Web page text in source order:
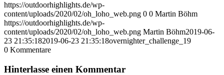
https://outdoorhighlights.de/wp-
content/uploads/2020/02/oh_loho_web.png 0 0 Martin Böhm
https://outdoorhighlights.de/wp-
content/uploads/2020/02/oh_loho_web.png Martin Böhm2019-06-
23 21:35:182019-06-23 21:35:18overnighter_challenge_19
0 Kommentare
Hinterlasse einen Kommentar